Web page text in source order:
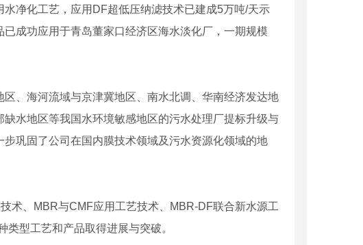
净化工艺，应用DF超低压纳滤技术已建成5万吨/天示
成功应用于青岛董家口经济区海水淡化厂，一期规模
海河流域与京津冀地区、南水北调、华南经济发达地
水地区等我国水环境敏感地区的污水处理厂提标升级与
巩固了公司在国内膜技术领域及污水资源化领域的地
、MBR与CMF应用工艺技术、MBR-DF联合新水源工
型工艺和产品取得进展与突破。